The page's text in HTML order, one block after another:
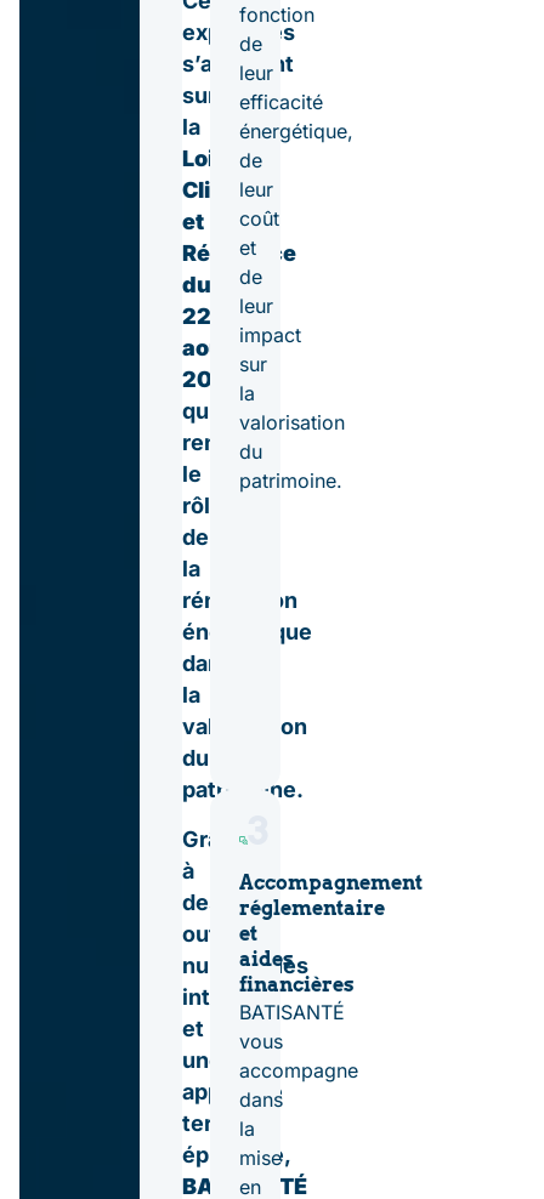
expertises
s’appuient
sur
la
Loi
Climat
et
Résilience
du
22
août
2021
,
qui
renforce
le
rôle
de
la
rénovation
énergétique
dans
la
valorisation
du
patrimoine.
Grâce
à
des
outils
numériques
intégrés
et
une
approche
terrain
éprouvée,
BATISANTÉ
fonction
de
leur
efficacité
énergétique,
de
leur
coût
et
de
leur
impact
sur
la
valorisation
du
patrimoine.
3
Accompagnement
réglementaire
et
aides
financières
BATISANTÉ
vous
accompagne
dans
la
mise
en